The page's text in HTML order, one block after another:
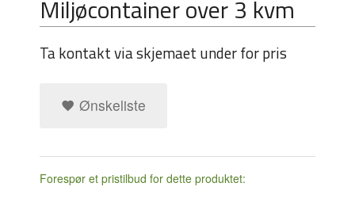
Miljøcontainer over 3 kvm
Ta kontakt via skjemaet under for pris
Ønskeliste
Forespør et pristilbud for dette produktet: